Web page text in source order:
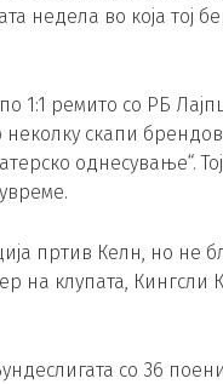
недела во која тој
1:1 ремито со РБ
скапи
однесување“.
пртив Келн, но не
на клупата,
со 36